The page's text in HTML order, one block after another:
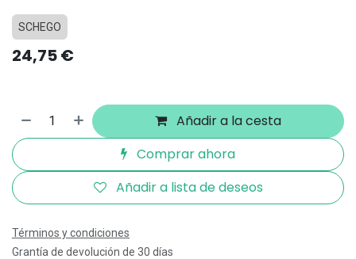
SCHEGO
24,75€
Añadir a la cesta
Comprar ahora
Añadir a lista de deseos
Términos y condiciones
Grantía de devolución de 30 días